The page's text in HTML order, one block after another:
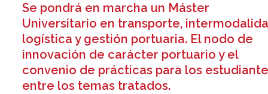
Se pondrá en marcha un Máster
Universitario en transporte,
logística y gestión portuaria. El nodo de
innovación de carácter portuario y el
convenio de prácticas para los
entre los temas tratados.